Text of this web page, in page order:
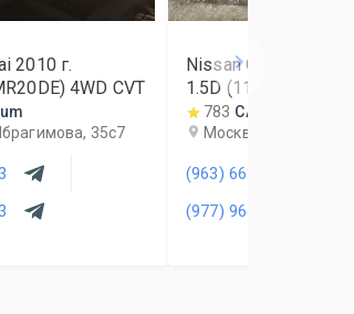
2010г.
4WD CVT
35с7
Nissan Qashqai
1.5D (110Hp) (K9K)
783 CARVentum
Москва, ул.
(963) 663-46-43
(977) 964-08-03